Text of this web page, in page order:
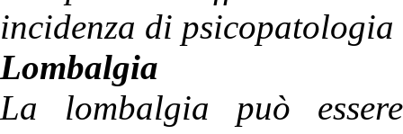
incidenza di
Lombalgia
La lombalgia può